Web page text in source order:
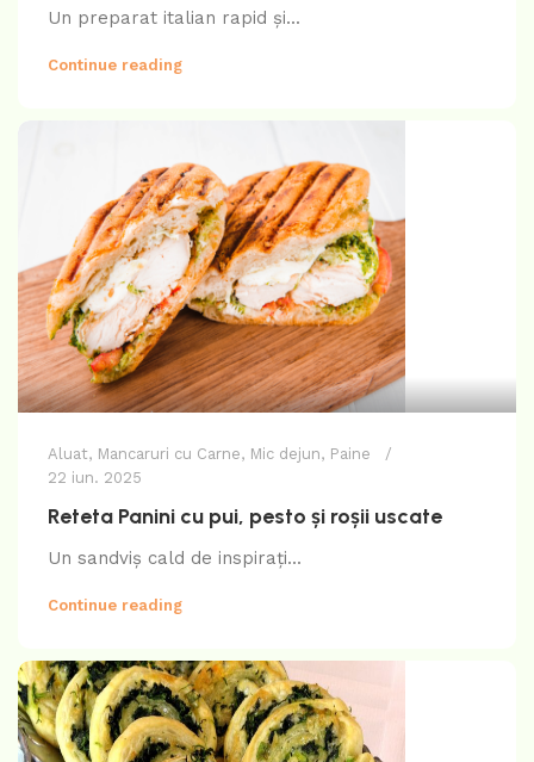
Un preparat italian rapid și...
Continue reading
Aluat, Mancaruri cu Carne, Mic dejun, Paine
22 iun. 2025
Reteta Panini cu pui, pesto și roșii uscate
Un sandviș cald de inspirați...
Continue reading